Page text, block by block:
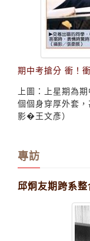
期中考搶分 衝！
上圖：上星期為
個個身穿厚外套
影�王文彥）
專訪
邱炯友期跨系